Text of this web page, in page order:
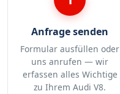
Anfrage senden
Formular ausfüllen oder
uns anrufen — wir
erfassen alles Wichtige
zu Ihrem Audi V8.